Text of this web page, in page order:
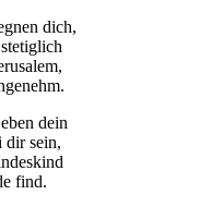
dich,
dein
dir sein,
find.